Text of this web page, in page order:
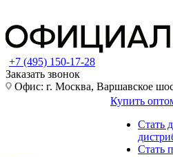
+7 (495) 150-17-28
Заказать звонок
Офис: г. Москва, Варшавское
Купить
Стать
Стать